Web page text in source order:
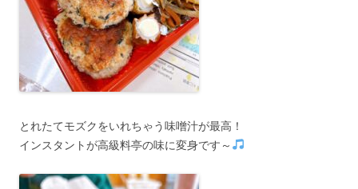
とれたてモズクをいれちゃう味噌汁が最高！
インスタントが高級料亭の味に変身です～